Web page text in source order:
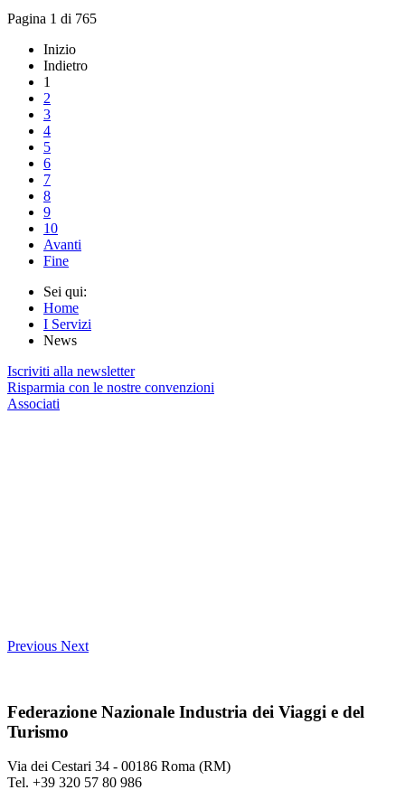
Pagina 1 di 765
Inizio
Indietro
1
2
3
4
5
6
7
8
9
10
Avanti
Fine
Sei qui:
Home
I Servizi
News
Iscriviti alla newsletter
Risparmia con le nostre convenzioni
Associati
Previous Next
Federazione Nazionale Industria dei Viaggi e del
Turismo
Via dei Cestari 34 - 00186 Roma (RM)
Tel. +39 320 57 80 986